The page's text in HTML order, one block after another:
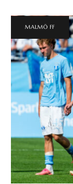
MALMÖ FF